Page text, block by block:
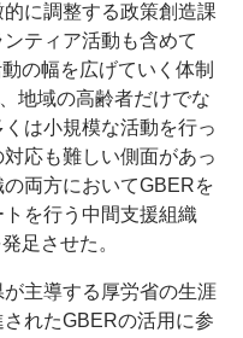
に調整する政策創造課
ティア活動も含めて
の幅を広げていく体制
地域の高齢者だけでな
は小規模な活動を行っ
応も難しい側面があっ
両方においてGBERを
を行う中間支援組織
足させた。
主導する厚労省の生涯
れたGBERの活用に参